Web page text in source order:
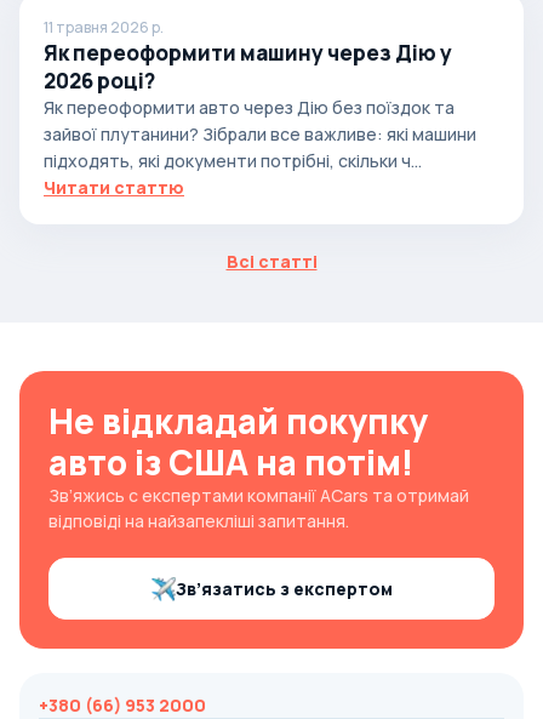
11 травня 2026 р.
Як переоформити машину через Дію у
2026 році?
Як переоформити авто через Дію без поїздок та
зайвої плутанини? Зібрали все важливе: які машини
підходять, які документи потрібні, скільки ч...
Читати статтю
Всі статті
Не відкладай покупку
авто із США на потім!
Зв’яжись с експертами компанії ACars та отримай
відповіді на найзапекліші запитання.
Зв’язатись з експертом
+380 (66) 953 2000